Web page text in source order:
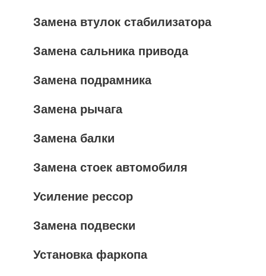
Замена втулок стабилизатора
Замена сальника привода
Замена подрамника
Замена рычага
Замена балки
Замена стоек автомобиля
Усиление рессор
Замена подвески
Установка фаркопа